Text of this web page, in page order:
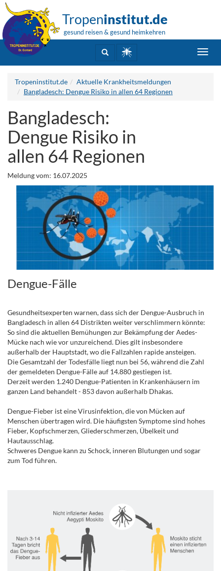
Tropeninstitut.de
gesund reisen & gesund heimkehren
Tropeninstitut.de
Aktuelle Krankheitsmeldungen
Bangladesch: Dengue Risiko in allen 64 Regionen
Bangladesch:
Dengue Risiko in
allen 64 Regionen
Meldung vom: 16.07.2025
Dengue-Fälle
Gesundheitsexperten warnen, dass sich der Dengue-Ausbruch in
Bangladesch in allen 64 Distrikten weiter verschlimmern könnte:
So sind die aktuellen Bemühungen zur Bekämpfung der Aedes-
Mücke nach wie vor unzureichend. Dies gilt insbesondere
außerhalb der Hauptstadt, wo die Fallzahlen rapide ansteigen.
Die Gesamtzahl der Todesfälle liegt nun bei 56, während die Zahl
der gemeldeten Dengue-Fälle auf 14.880 gestiegen ist.
Derzeit werden 1.240 Dengue-Patienten in Krankenhäusern im
ganzen Land behandelt - 853 davon außerhalb Dhakas.
Dengue-Fieber ist eine Virusinfektion, die von Mücken auf
Menschen übertragen wird. Die häufigsten Symptome sind hohes
Fieber, Kopfschmerzen, Gliederschmerzen, Übelkeit und
Hautausschlag.
Schweres Dengue kann zu Schock, inneren Blutungen und sogar
zum Tod führen.